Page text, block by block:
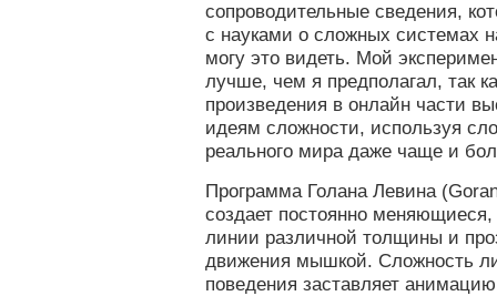
сопроводительные сведения,
с науками о сложных системах
могу это видеть. Мой
лучше, чем я предполагал, так
произведения в онлайн части
идеям сложности, используя
реального мира даже чаще и
Программа Голана Левина
создает постоянно
линии различной толщины и
движения мышкой. Сложность
поведения заставляет анимацию